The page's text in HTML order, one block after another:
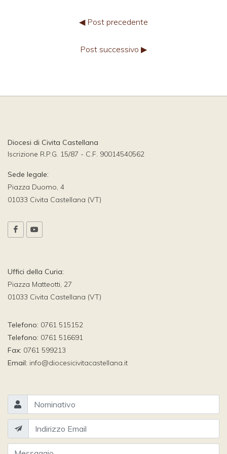
◀ Post precedente
Post successivo ▶
Diocesi di Civita Castellana
Iscrizione R.P.G. 15/87 - C.F. 90014540562
Sede legale:
Piazza Duomo, 4
01033 Civita Castellana (VT)
Uffici della Curia:
Piazza Matteotti, 27
01033 Civita Castellana (VT)
Telefono: 0761 515152
Telefono: 0761 516691
Fax: 0761 599213
Email: info@diocesicivitacastellana.it